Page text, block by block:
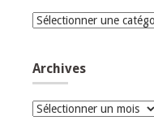
Catégories
Archives
Archives